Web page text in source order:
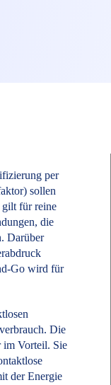
per
sollen
gilt für reine
die
Darüber
Go wird für
Die
im Vorteil. Sie
der Energie